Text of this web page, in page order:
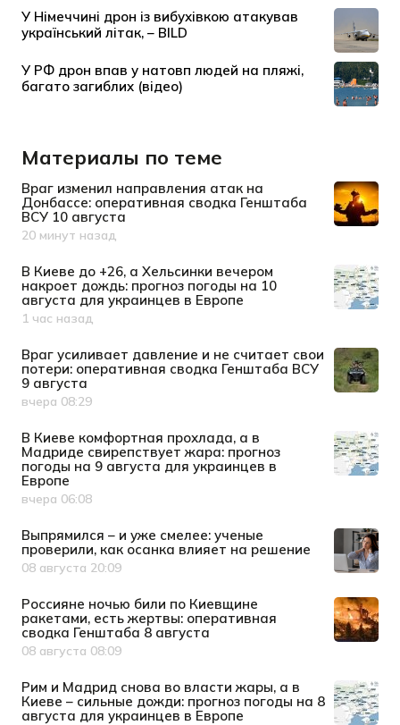
Материалы по теме
Враг изменил направления атак на
Донбассе: оперативная сводка Генштаба
ВСУ 10 августа
Дата публикации
20 минут назад
В Киеве до +26, а Хельсинки вечером
накроет дождь: прогноз погоды на 10
августа для украинцев в Европе
Дата публикации
1 час назад
Враг усиливает давление и не считает свои
потери: оперативная сводка Генштаба ВСУ
9 августа
Дата публикации
вчера 08:29
В Киеве комфортная прохлада, а в
Мадриде свирепствует жара: прогноз
погоды на 9 августа для украинцев в
Европе
Дата публикации
вчера 06:08
Выпрямился – и уже смелее: ученые
проверили, как осанка влияет на решение
Дата публикации
08 августа 20:09
Россияне ночью били по Киевщине
ракетами, есть жертвы: оперативная
сводка Генштаба 8 августа
Дата публикации
08 августа 08:09
Рим и Мадрид снова во власти жары, а в
Киеве – сильные дожди: прогноз погоды на 8
августа для украинцев в Европе